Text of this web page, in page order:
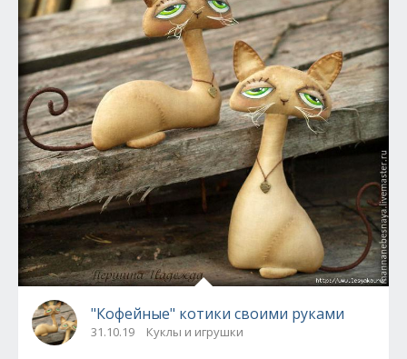
"Кофейные" котики своими руками
31.10.19 Куклы и игрушки